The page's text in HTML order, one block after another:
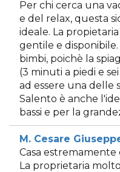
Per chi cerca una
e del relax, questa
ideale. La
gentile e disponibile.
bimbi, poichè la
(3 minuti a piedi e
ad essere una delle
Salento è anche
bassi e per la
M. Cesare
Casa
La proprietaria